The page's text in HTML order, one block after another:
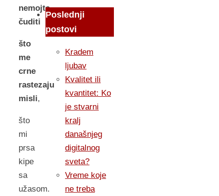
nemojte
čuditi
što
me
crne
rastezaju
misli,
što
mi
prsa
kipe
sa
užasom.
Poslednji
postovi
Kradem
ljubav
Kvalitet ili
kvantitet: Ko
je stvarni
kralj
današnjeg
digitalnog
sveta?
Vreme koje
ne treba